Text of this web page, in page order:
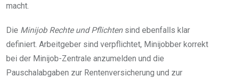
macht.
Die Minijob Rechte und Pflichtensind ebenfalls klar
definiert. Arbeitgeber sind verpflichtet, Minijobber korrekt
bei der Minijob-Zentrale anzumelden und die
Pauschalabgaben zur Rentenversicherung und zur